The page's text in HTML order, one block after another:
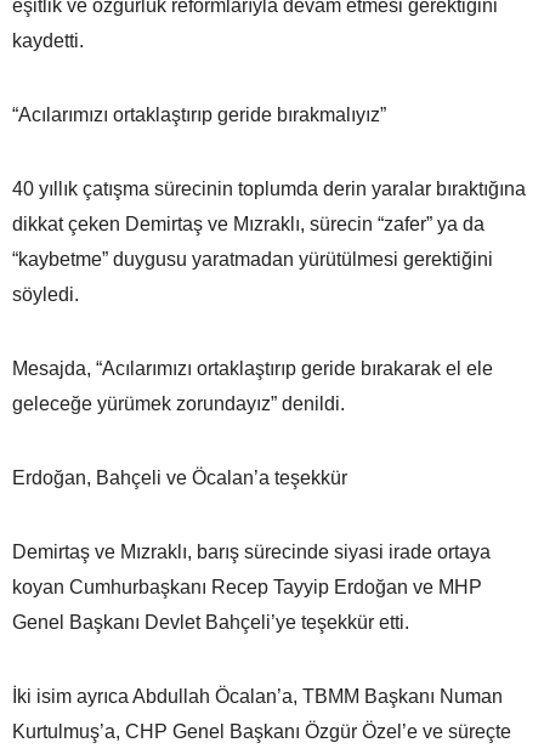
eşitlik ve özgürlük reformlarıyla devam etmesi gerektiğini
kaydetti.
“Acılarımızı ortaklaştırıp geride bırakmalıyız”
40 yıllık çatışma sürecinin toplumda derin yaralar bıraktığına
dikkat çeken Demirtaş ve Mızraklı, sürecin “zafer” ya da
“kaybetme” duygusu yaratmadan yürütülmesi gerektiğini
söyledi.
Mesajda, “Acılarımızı ortaklaştırıp geride bırakarak el ele
geleceğe yürümek zorundayız” denildi.
Erdoğan, Bahçeli ve Öcalan’a teşekkür
Demirtaş ve Mızraklı, barış sürecinde siyasi irade ortaya
koyan Cumhurbaşkanı Recep Tayyip Erdoğan ve MHP
Genel Başkanı Devlet Bahçeli’ye teşekkür etti.
İki isim ayrıca Abdullah Öcalan’a, TBMM Başkanı Numan
Kurtulmuş’a, CHP Genel Başkanı Özgür Özel’e ve süreçte